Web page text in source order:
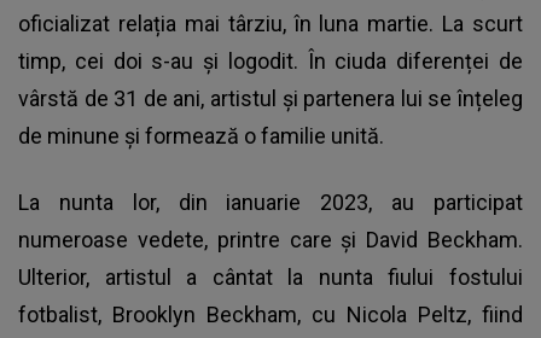
oficializat relația mai târziu, în luna martie. La scurt
timp, cei doi s-au și logodit. În ciuda diferenței de
vârstă de 31 de ani, artistul și partenera lui se înțeleg
de minune și formează o familie unită.
La nunta lor, din ianuarie 2023, au participat
numeroase vedete, printre care și David Beckham.
Ulterior, artistul a cântat la nunta fiului fostului
fotbalist, Brooklyn Beckham, cu Nicola Peltz, fiind